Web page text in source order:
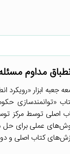
مداوم
جعبه ابزار «رویکرد
«توانمندسازی
توسط مرکز
عملی برای
کتاب اصلی و